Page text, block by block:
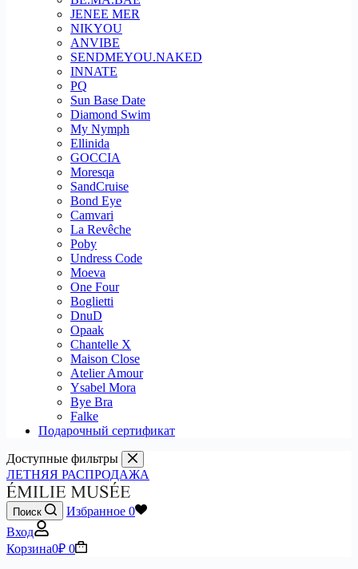
JENEE MER
NIKYOU
ANVIBE
SENDMEYOU.NAKED
INNATE
PQ
Sun Base Date
Diamond Swim
My Nymph
Ellinida
GOCCIA
Moresqa
SandCruise
Bond Eye
Camvari
La Revêche
Poby
Undress Code
Moeva
One Four
Boglietti
DnuD
Opaak
Chantelle X
Maison Close
Atelier Amour
Ysabel Mora
Bye Bra
Falke
Подарочный сертификат
Доступные фильтры
ЛЕТНЯЯ РАСПРОДАЖА
Поиск Избранное 0
Вход
Корзина0₽ 0